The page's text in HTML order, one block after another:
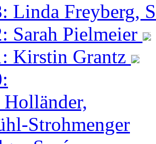
Linda Freyberg,
Sarah Pielmeier
Kirstin Grantz
Holländer,
Strohmenger